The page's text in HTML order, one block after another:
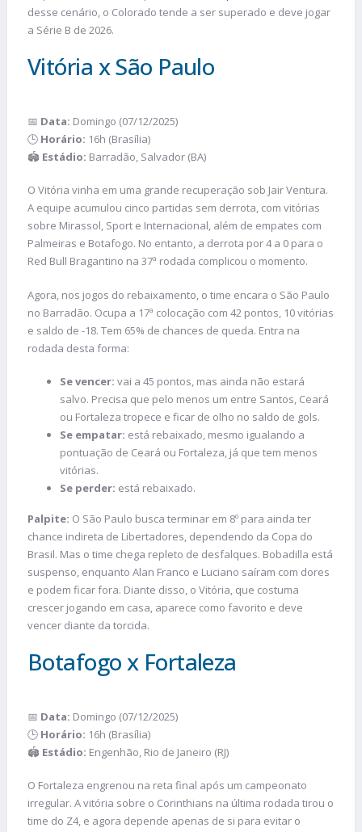
desse cenário, o Colorado tende a ser superado e deve jogar
a Série B de 2026.
Vitória x São Paulo
📅 Data: Domingo (07/12/2025)
🕒 Horário: 16h (Brasília)
🏟️ Estádio: Barradão, Salvador (BA)
O Vitória vinha em uma grande recuperação sob Jair Ventura.
A equipe acumulou cinco partidas sem derrota, com vitórias
sobre Mirassol, Sport e Internacional, além de empates com
Palmeiras e Botafogo. No entanto, a derrota por 4 a 0 para o
Red Bull Bragantino na 37ª rodada complicou o momento.
Agora, nos jogos do rebaixamento, o time encara o São Paulo
no Barradão. Ocupa a 17ª colocação com 42 pontos, 10 vitórias
e saldo de -18. Tem 65% de chances de queda. Entra na
rodada desta forma:
Se vencer: vai a 45 pontos, mas ainda não estará
salvo. Precisa que pelo menos um entre Santos, Ceará
ou Fortaleza tropece e ficar de olho no saldo de gols.
Se empatar: está rebaixado, mesmo igualando a
pontuação de Ceará ou Fortaleza, já que tem menos
vitórias.
Se perder: está rebaixado.
Palpite: O São Paulo busca terminar em 8º para ainda ter
chance indireta de Libertadores, dependendo da Copa do
Brasil. Mas o time chega repleto de desfalques. Bobadilla está
suspenso, enquanto Alan Franco e Luciano saíram com dores
e podem ficar fora. Diante disso, o Vitória, que costuma
crescer jogando em casa, aparece como favorito e deve
vencer diante da torcida.
Botafogo x Fortaleza
📅 Data: Domingo (07/12/2025)
🕒 Horário: 16h (Brasília)
🏟️ Estádio: Engenhão, Rio de Janeiro (RJ)
O Fortaleza engrenou na reta final após um campeonato
irregular. A vitória sobre o Corinthians na última rodada tirou o
time do Z4, e agora depende apenas de si para evitar o